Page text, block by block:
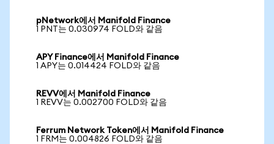
pNetwork에서 Manifold Finance
1 PNT는 0.030974 FOLD와 같음
APY Finance에서 Manifold Finance
1 APY는 0.014424 FOLD와 같음
REVV에서 Manifold Finance
1 REVV는 0.002700 FOLD와 같음
Ferrum Network Token에서 Manifold Finance
1 FRM는 0.004826 FOLD와 같음